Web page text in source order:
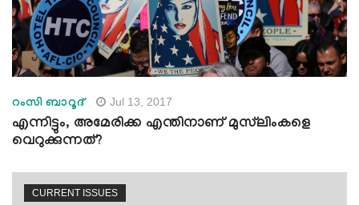
റംസി ബാറൂദ് Jul 13, 2017
എന്നിട്ടും, അമേരിക്ക എന്തിനാണ് മുസ്‌ലിംകളെ
വെറുക്കുന്നത്?
CURRENT ISSUES